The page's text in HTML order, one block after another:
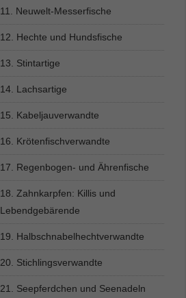
11. Neuwelt-Messerfische
12. Hechte und Hundsfische
13. Stintartige
14. Lachsartige
15. Kabeljauverwandte
16. Krötenfischverwandte
17. Regenbogen- und Ährenfische
18. Zahnkarpfen: Killis und
Lebendgebärende
19. Halbschnabelhechtverwandte
20. Stichlingsverwandte
21. Seepferdchen und Seenadeln